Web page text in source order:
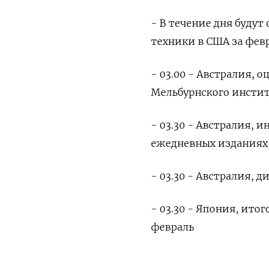
- В течение дня
техники в США за
- 03.00 - Австралия,
Мельбурнского
- 03.30 - Австралия,
ежедневных изданиях
- 03.30 - Австралия,
- 03.30 - Япония,
февраль